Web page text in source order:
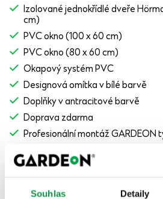
Souhlas Detaily
Izolované jednokřídlé dveře
cm)
PVC okno (100 x 60 cm)
PVC okno (80 x 60 cm)
Okapový systém PVC
Designová omítka v bílé barvě
Doplňky v antracitové barvě
Doprava zdarma
Profesionální montáž GARDEON
Volitelné